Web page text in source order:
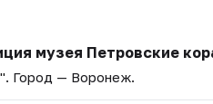
музея Петровские
. Город — Воронеж.